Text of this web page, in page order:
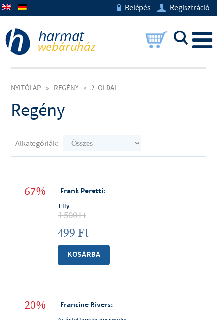
w Belépés U Regisztráció
L
NYITÓLAP » REGÉNY » 2. OLDAL
Regény
Alkategóriák:
-67% Frank Peretti:
Tilly
1 500Ft
499 Ft
KOSÁRBA
-20% Francine Rivers: